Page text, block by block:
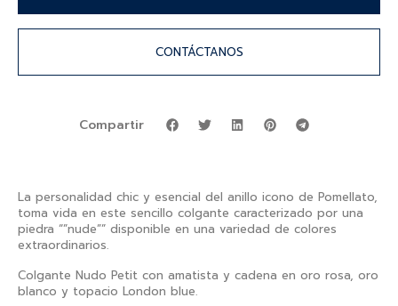
CONTÁCTANOS
Compartir
La personalidad chic y esencial del anillo icono de Pomellato,
toma vida en este sencillo colgante caracterizado por una
piedra “”nude”” disponible en una variedad de colores
extraordinarios.
Colgante Nudo Petit con amatista y cadena en oro rosa, oro
blanco y topacio London blue.